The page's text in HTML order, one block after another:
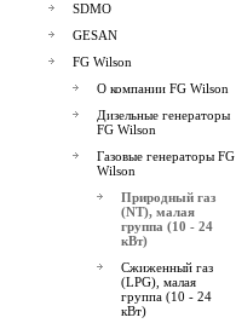
SDMO
GESAN
FG Wilson
О компании FG Wilson
Дизельные генераторы
FG Wilson
Газовые генераторы FG
Wilson
Природный газ
(NT), малая
группа (10 - 24
кВт)
Сжиженный газ
(LPG), малая
группа (10 - 24
кВт)